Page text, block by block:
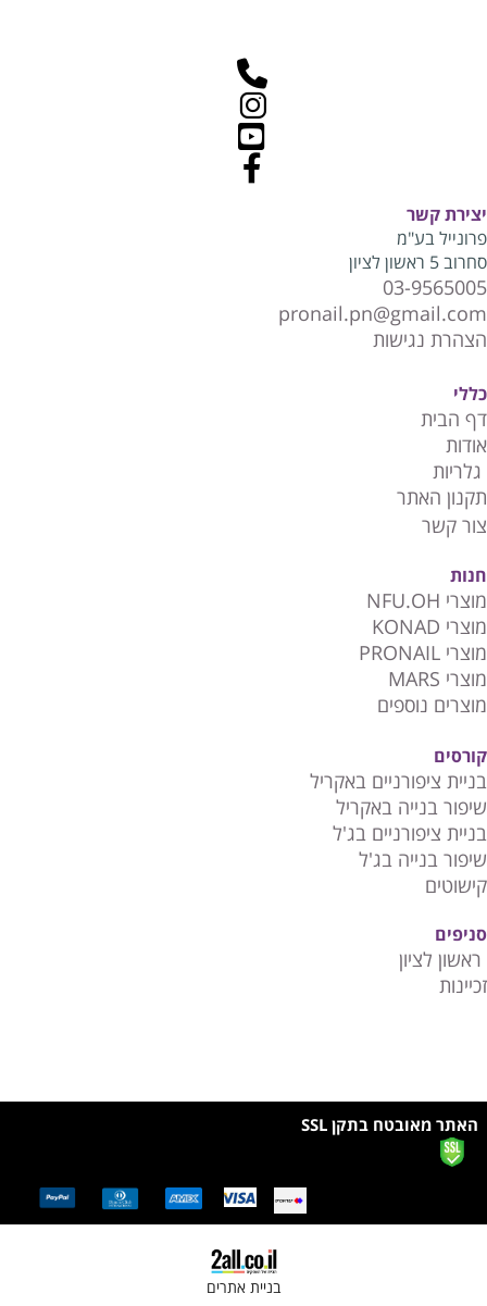
יצירת קשר
פרונייל בע"מ
סחרוב 5 ראשון לציון
03-9565005
pronail.pn@gmail.com
הצהרת נגישות
כללי
דף הבית
אודות
גלריות
תקנון האתר
צור קשר
חנות
מוצרי NFU.OH
מוצרי KONAD
מוצרי PRONAIL
מוצרי MARS
מוצרים נוספים
קורסים
בניית ציפורניים באקריל
שיפור בנייה באקריל
בניית ציפורניים בג'ל
שיפור בנייה בג'ל
קישוטים
סניפים
ראשון לציון
זכיינות
האתר מאובטח בתקן SSL
בניית אתרים